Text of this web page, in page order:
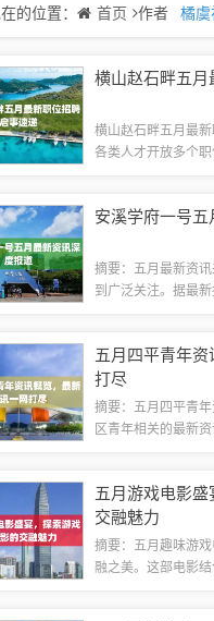
的位置： 首页 作者 橘虞
横山赵石畔五月
横山赵石畔五月最
各类人才开放多个
间和良好的职业前景
安溪学府一号
摘要：五月最新资
到广泛关注。据最
的最新进展。随着
五月四平青年资
打尽
摘要：五月四平青
区青年相关的最新
势。1、五四青年文
五月游戏电影
交融魅力
摘要：五月趣味游
融之美。这部电影